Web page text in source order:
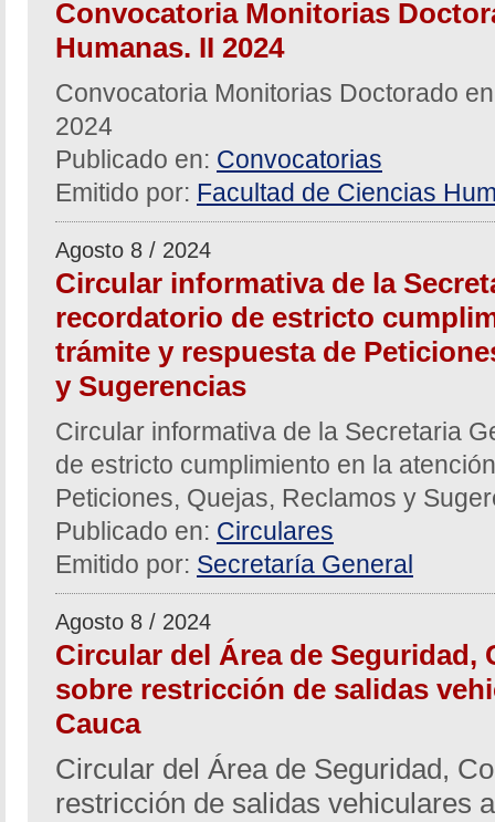
Convocatoria Monitorias
Humanas. II 2024
Convocatoria Monitorias Doctorado
2024
Publicado en: Convocatorias
Emitido por: Facultad de Ciencias
Agosto 8 / 2024
Circular informativa de la
recordatorio de estricto
trámite y respuesta de
y Sugerencias
Circular informativa de la Secretaria
de estricto cumplimiento en la
Peticiones, Quejas, Reclamos y
Publicado en: Circulares
Emitido por: Secretaría General
Agosto 8 / 2024
Circular del Área de Seguridad,
sobre restricción de salidas
Cauca
Circular del Área de Seguridad,
restricción de salidas vehiculares